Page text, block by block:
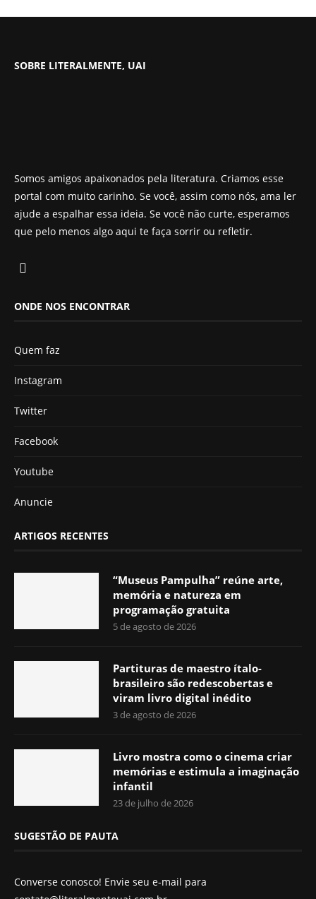
SOBRE LITERALMENTE, UAI
Somos amigos apaixonados pela literatura. Criamos esse
portal com muito carinho. Se você, assim como nós, ama ler
ajude a espalhar essa ideia. Se você não curte, esperamos
que pelo menos algo aqui te faça sorrir ou refletir.
ONDE NOS ENCONTRAR
Quem faz
Instagram
Twitter
Facebook
Youtube
Anuncie
ARTIGOS RECENTES
“Museus Pampulha” reúne arte,
memória e natureza em
programação gratuita
5 de agosto de 2026
Partituras de maestro ítalo-
brasileiro são redescobertas e
viram livro digital inédito
3 de agosto de 2026
Livro mostra como o cinema criar
memórias e estimula a imaginação
infantil
23 de julho de 2026
SUGESTÃO DE PAUTA
Converse conosco! Envie seu e-mail para